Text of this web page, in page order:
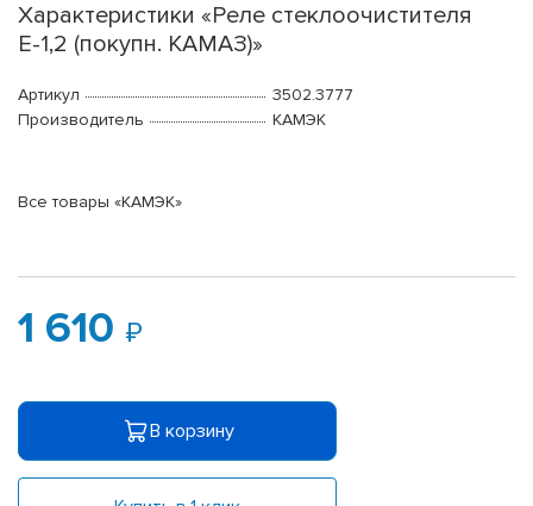
Характеристики «Реле стеклоочистителя
Е-1,2 (покупн. КАМАЗ)»
Артикул
3502.3777
Производитель
КАМЭК
Все товары «КАМЭК»
1 610
В корзину